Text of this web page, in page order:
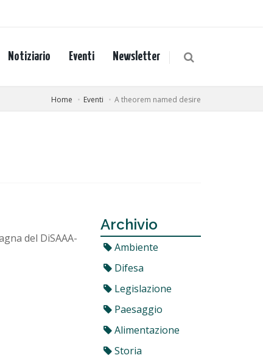
Notiziario Eventi Newsletter
Home Eventi A theorem named desire
del DiSAAA-
Archivio
Ambiente
Difesa
Legislazione
Paesaggio
Alimentazione
Storia